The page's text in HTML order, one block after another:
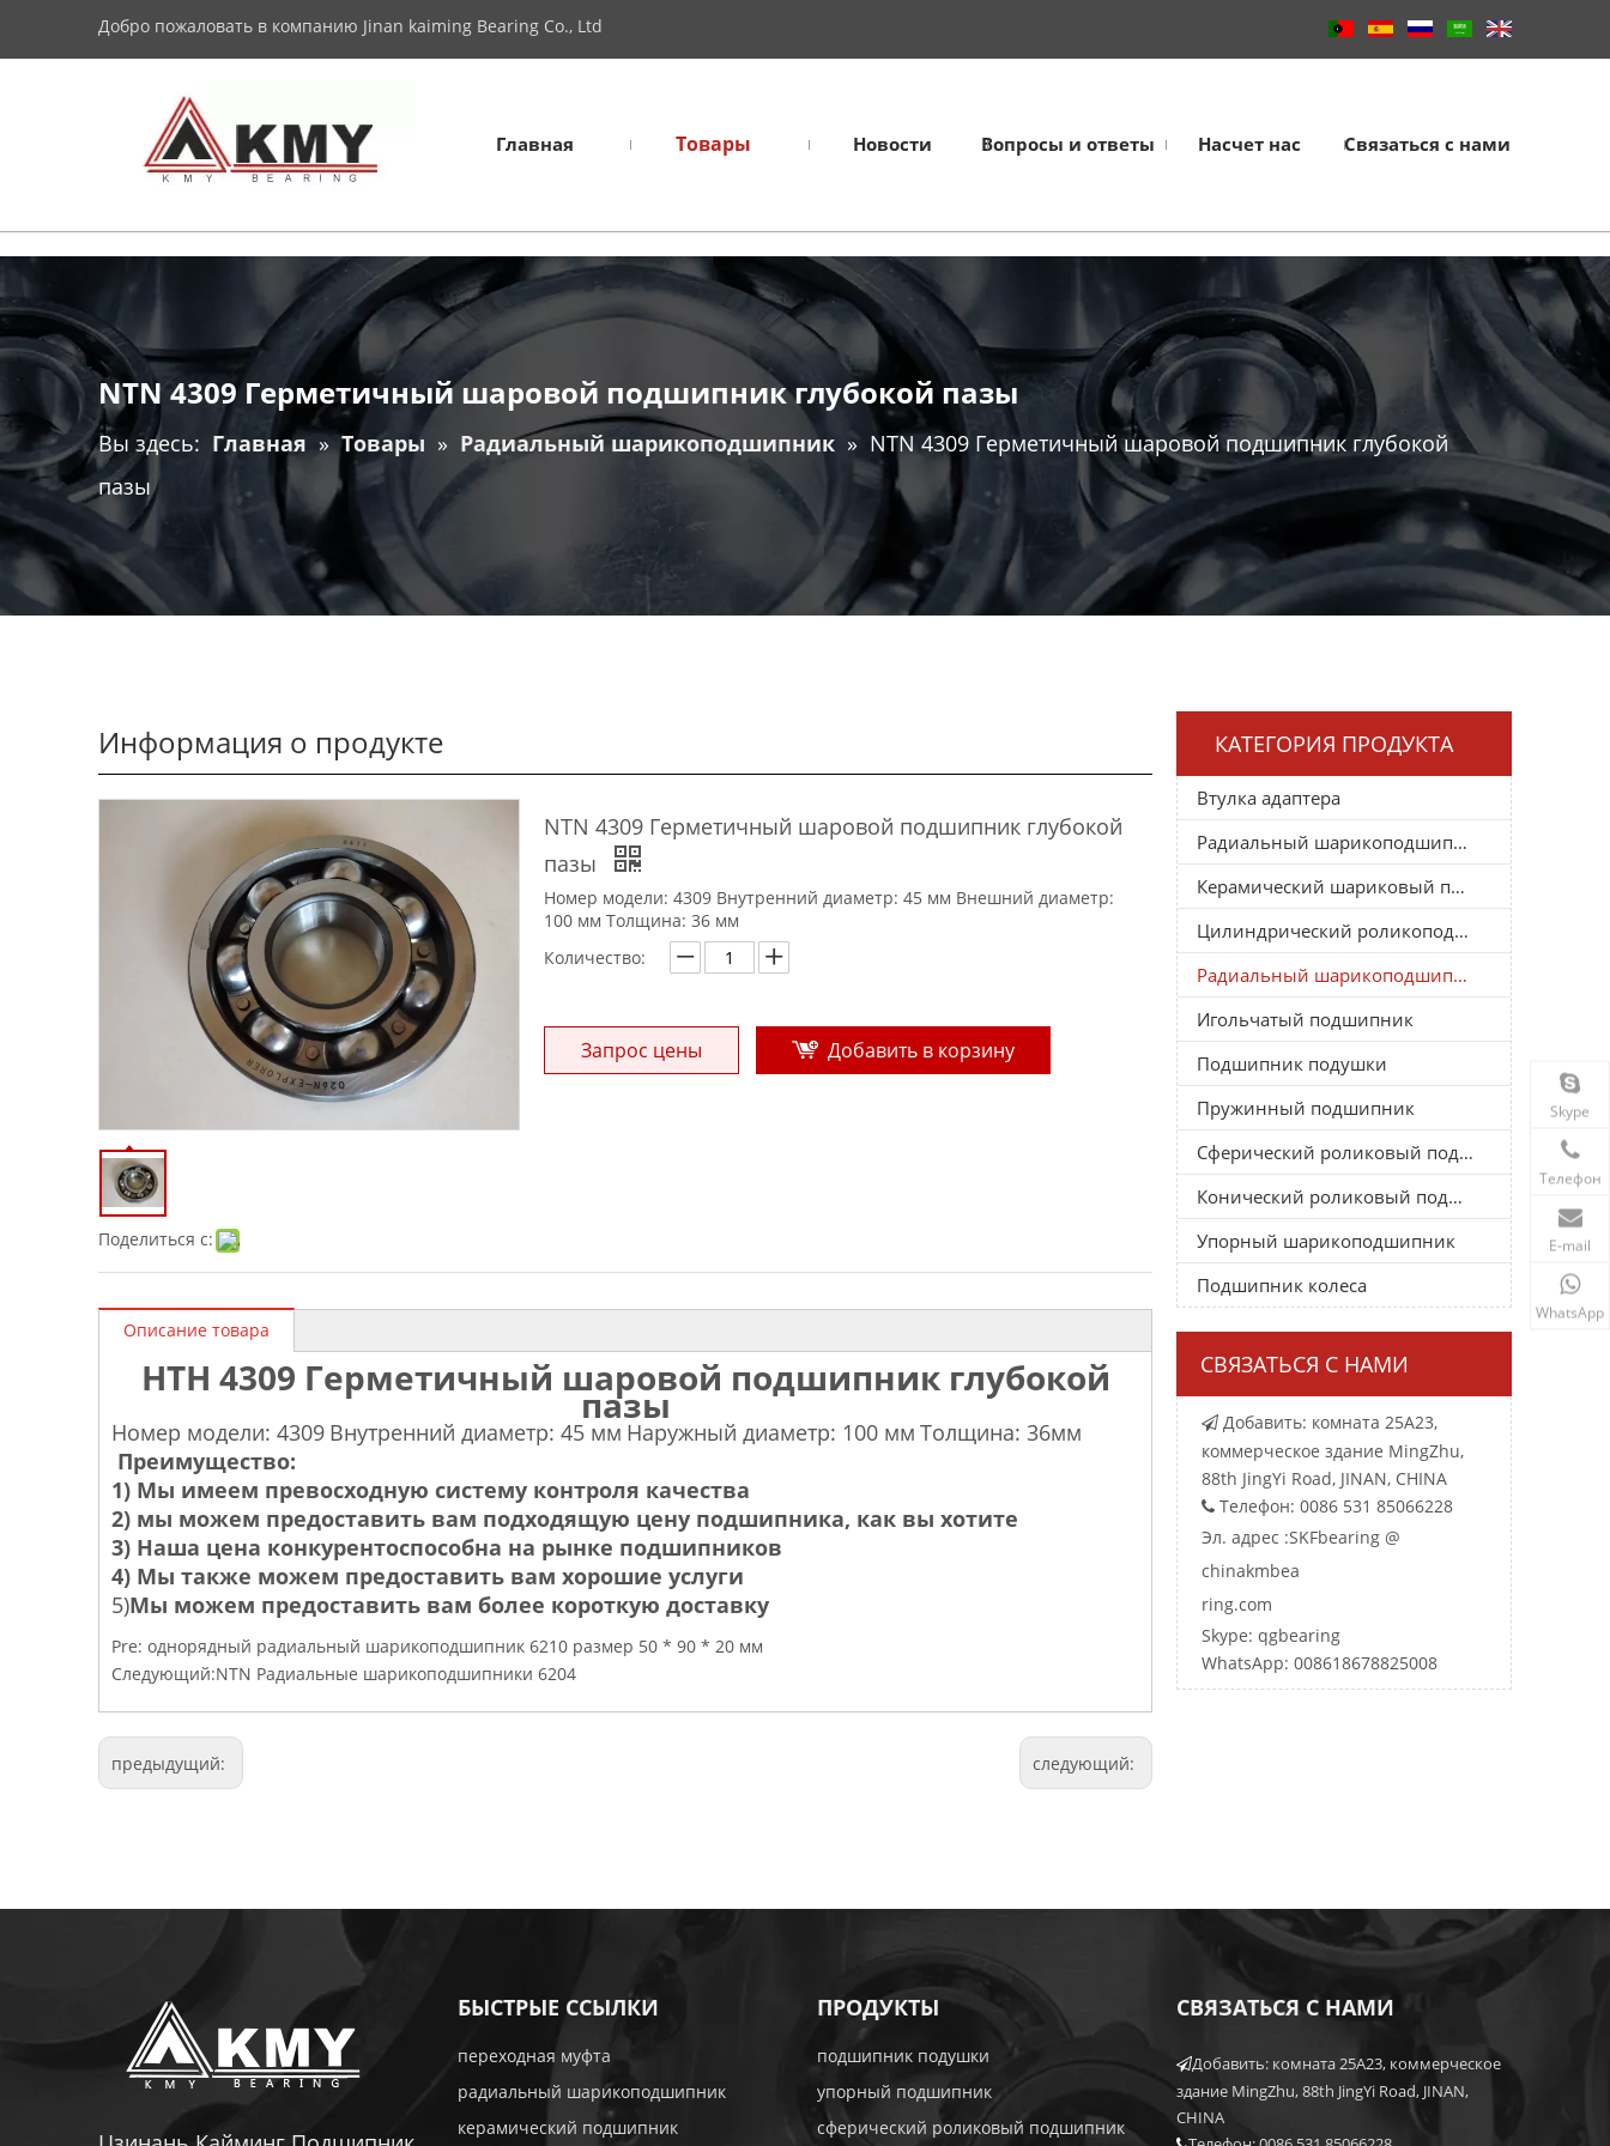
Добро пожаловать в компанию Jinan kaiming Bearing Co., Ltd
Главная Товары Новости Вопросы и ответы Насчет нас Связаться с нами
NTN 4309 Герметичный шаровой подшипник глубокой пазы
Вы здесь: Главная » Товары » Радиальный шарикоподшипник » NTN 4309 Герметичный шаровой подшипник глубокой
пазы
Информация о продукте
Поделиться с:
NTN 4309 Герметичный шаровой подшипник глубокой
пазы
Номер модели: 4309 Внутренний диаметр: 45 мм Внешний диаметр:
100 мм Толщина: 36 мм
Количество:
Запрос цены Добавить в корзину
Описание товара
НТН 4309 Герметичный шаровой подшипник глубокой
пазы
Номер модели: 4309 Внутренний диаметр: 45 мм Наружный диаметр: 100 мм Толщина: 36мм
Преимущество:
1) Мы имеем превосходную систему контроля качества
2) мы можем предоставить вам подходящую цену подшипника, как вы хотите
3) Наша цена конкурентоспособна на рынке подшипников
4) Мы также можем предоставить вам хорошие услуги
5)Мы можем предоставить вам более короткую доставку
Pre: однорядный радиальный шарикоподшипник 6210 размер 50 * 90 * 20 мм
Следующий:NTN Радиальные шарикоподшипники 6204
предыдущий: следующий:
КАТЕГОРИЯ ПРОДУКТА
Втулка адаптера
Радиальный шарикоподшипник
Керамический шариковый подшипник
Цилиндрический роликоподшипник
Радиальный шарикоподшипник
Игольчатый подшипник
Подшипник подушки
Пружинный подшипник
Сферический роликовый подшипник
Конический роликовый подшипник
Упорный шарикоподшипник
Подшипник колеса
СВЯЗАТЬСЯ С НАМИ
 Добавить: комната 25A23,
коммерческое здание MingZhu,
88th JingYi Road, JINAN, CHINA
 Телефон: 0086 531 85066228
Эл. адрес :SKFbearing @
chinakmbea
ring.com
Skype: qgbearing
WhatsApp: 008618678825008
БЫСТРЫЕ ССЫЛКИ
переходная муфта
радиальный шарикоподшипник
керамический подшипник
ПРОДУКТЫ
подшипник подушки
упорный подшипник
сферический роликовый подшипник
СВЯЗАТЬСЯ С НАМИ
Добавить: комната 25A23, коммерческое
здание MingZhu, 88th JingYi Road, JINAN,
CHINA
Skype
Телефон
E-mail
WhatsApp